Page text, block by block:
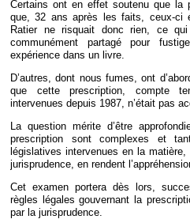
Certains ont en effet soutenu que la
que, 32 ans après les faits, ceux-ci
Ratier ne risquait donc rien, ce
communément partagé pour
expérience dans un livre.
D’autres, dont nous fumes, ont
que cette prescription, compte
intervenues depuis 1987, n’était pas
La question mérite d’être
prescription sont complexes et
législatives intervenues en la
jurisprudence, en rendent
Cet examen portera dès lors,
règles légales gouvernant la
par la jurisprudence.